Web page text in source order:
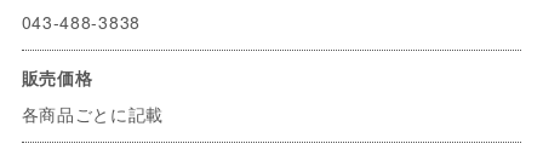
043-488-3838
販売価格
各商品ごとに記載